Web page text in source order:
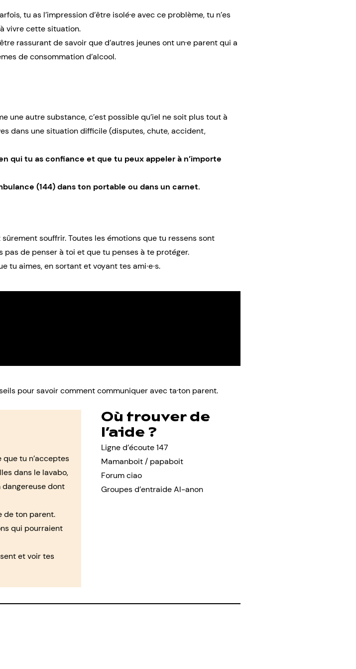
tu as l’impression d’être isolé·e avec ce problème, tu n’es
à vivre cette situation.
rassurant de savoir que d’autres jeunes ont un·e parent qui a
de consommation d’alcool.
une autre substance, c’est possible qu’iel ne soit plus tout à
dans unesituation difficile(disputes, chute, accident,
qui tu as confiance et que tu peux appeler à n’importe
(144) dans ton portable ou dans un carnet.
souffrir. Toutes lesémotionsque tu ressens sont
de penser à toi et que tu penses à te protéger.
tu aimes, en sortant et voyant tes ami∙e∙s.
pour savoir comment communiquer avec ta·ton parent.
tu n’acceptes
dans le lavabo,
dont
de ton parent.
qui pourraient
et voir tes
Où trouver de
l’aide ?
Ligne d’écoute 147
Mamanboit / papaboit
Forum ciao
Groupes d’entraide Al-anon